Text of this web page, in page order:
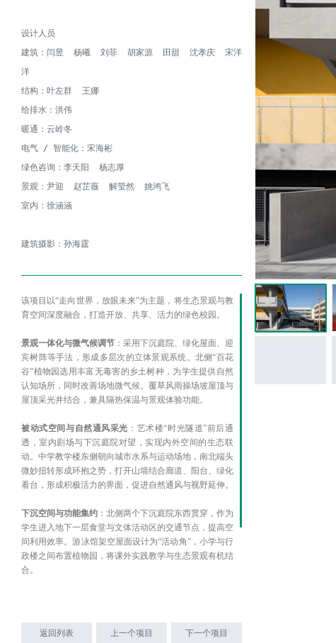
设计人员
建筑：闫昱  杨曦  刘菲  胡家源  田甜  沈孝庆  宋洋
洋
结构：叶左群  王娜
给排水：洪伟
暖通：云岭冬
电气 / 智能化：宋海彬
绿色咨询：李天阳  杨志厚
景观：尹迎  赵芷薇  解莹然  姚鸿飞
室内：徐涵涵
建筑摄影：孙海霆
该项目以“走向世界，放眼未来”为主题，将生态景观与教
育空间深度融合，打造开放、共享、活力的绿色校园。
景观一体化与微气候调节 ：采用下沉庭院、绿化屋面、迎
宾树阵等手法，形成多层次的立体景观系统。北侧“百花
谷”植物园选用丰富无毒害的乡土树种，为学生提供自然
认知场所，同时改善场地微气候。覆草风雨操场坡屋顶与
屋顶采光井结合，兼具隔热保温与景观体验功能。
被动式空间与自然通风采光 ：艺术楼“时光隧道”前后通
透，室内剧场与下沉庭院对望，实现内外空间的生态联
动。中学教学楼东侧朝向城市水系与运动场地，南北端头
微妙扭转形成环抱之势，打开山墙结合廊道、阳台、绿化
看台，形成积极活力的界面，促进自然通风与视野延伸。
下沉空间与功能集约 ：北侧两个下沉庭院东西贯穿，作为
学生进入地下一层食堂与文体活动区的交通节点，提高空
间利用效率。游泳馆架空屋面设计为“活动角”，小学与行
政楼之间布置植物园，将课外实践教学与生态景观有机结
合。
基地。庭院内散布大小各异的“活动角”，丰富课外活动场
返回列表 上一个项目 下一个项目